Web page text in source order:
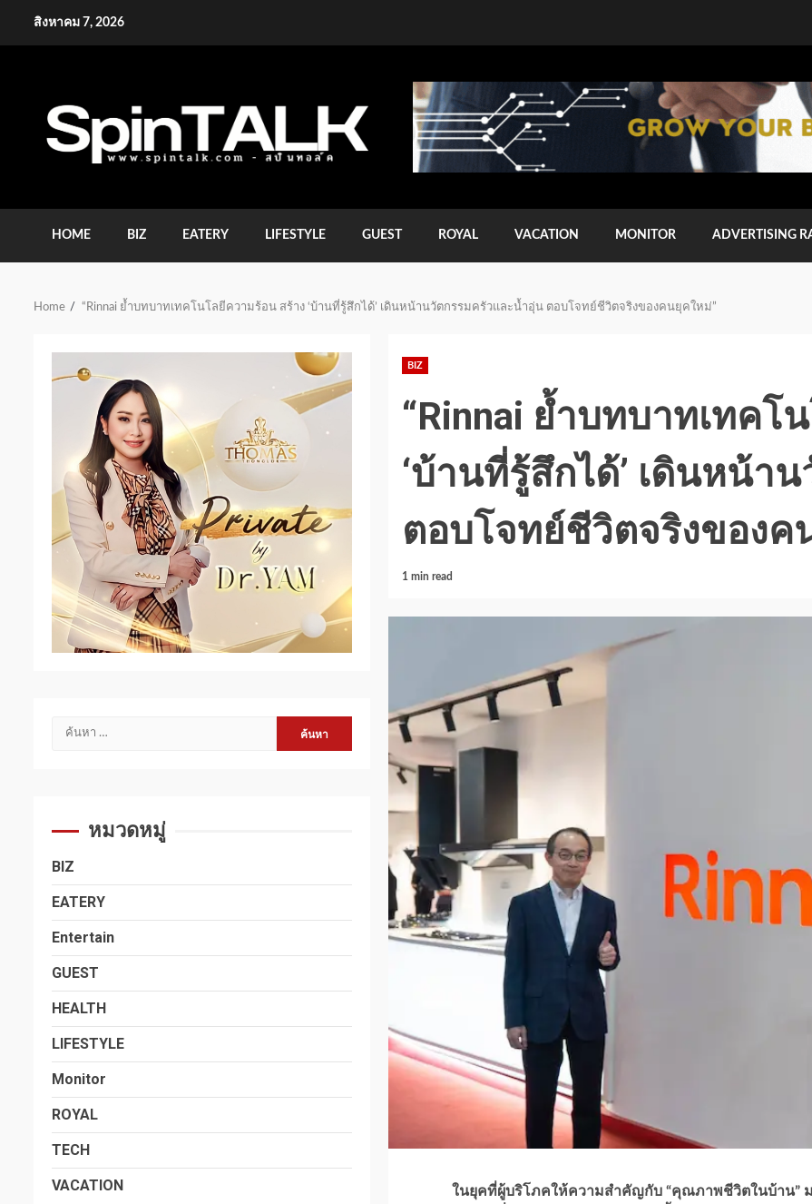
สิงหาคม 7, 2026
HOME BIZ EATERY LIFESTYLE GUEST ROYAL VACATION MONITOR ADVERTISING
Home “Rinnai ย้ำบทบาทเทคโนโลยีความร้อน สร้าง ‘บ้านที่รู้สึกได้’ เดินหน้านวัตกรรมครัวและน้ำอุ่น ตอบโจทย์ชีวิตจริงของคนยุคใหม่”
BIZ
“Rinnai ย้ำบทบาทเทคโ
‘บ้านที่รู้สึกได้’ เดินหน้า
ตอบโจทย์ชีวิตจริงของค
1 min read
ในยุคที่ผู้บริโภคให้ความสำคัญกับ “คุณภาพชีวิตในบ้าน”
ค้นหา
หมวดหมู่
BIZ
EATERY
Entertain
GUEST
HEALTH
LIFESTYLE
Monitor
ROYAL
TECH
VACATION